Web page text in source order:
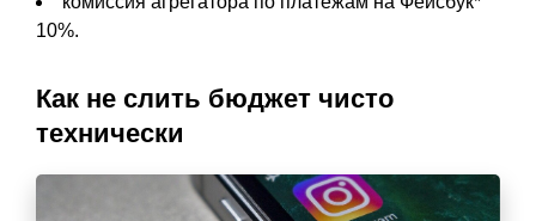
10%.
Как не слить бюджет чисто
технически